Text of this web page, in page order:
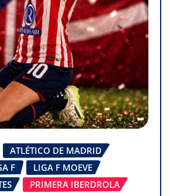
ATLÉTICO DE MADRID
F
LIGA F MOEVE
PRIMERA IBERDROLA